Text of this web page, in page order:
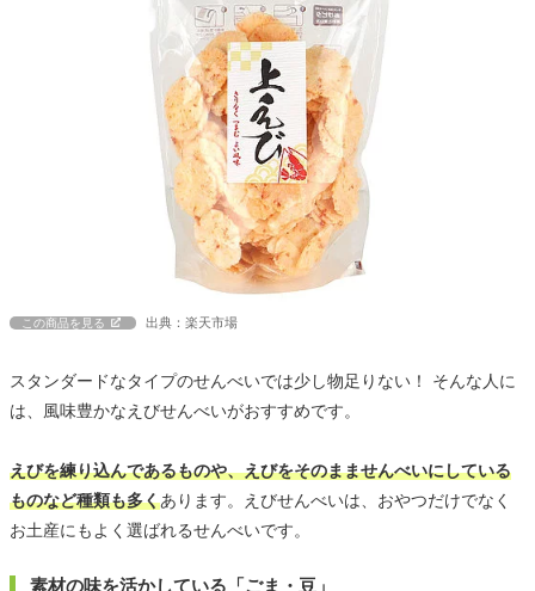
この商品を見る 出典：楽天市場
スタンダードなタイプのせんべいでは少し物足りない！ そんな人に
は、風味豊かなえびせんべいがおすすめです。
えびを練り込んであるものや、えびをそのまませんべいにしている
ものなど種類も多くあります。えびせんべいは、おやつだけでなく
お土産にもよく選ばれるせんべいです。
素材の味を活かしている「ごま・豆」